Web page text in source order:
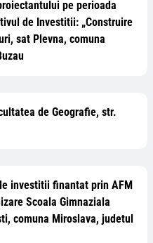
pe perioada
de Investitii: „Construire
sat Plevna, comuna
de Geografie, str.
investitii finantat prin AFM
Scoala Gimnaziala
comuna Miroslava, judetul